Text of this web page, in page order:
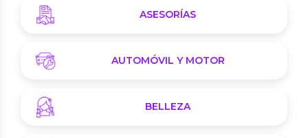
ASESORÍAS
AUTOMÓVIL Y MOTOR
BELLEZA